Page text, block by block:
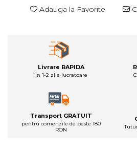
Adauga la Favorite
Livrare RAPIDA
in 1-2 zile lucratoare
Transport GRATUIT
pentru comenzile de peste 180
RON